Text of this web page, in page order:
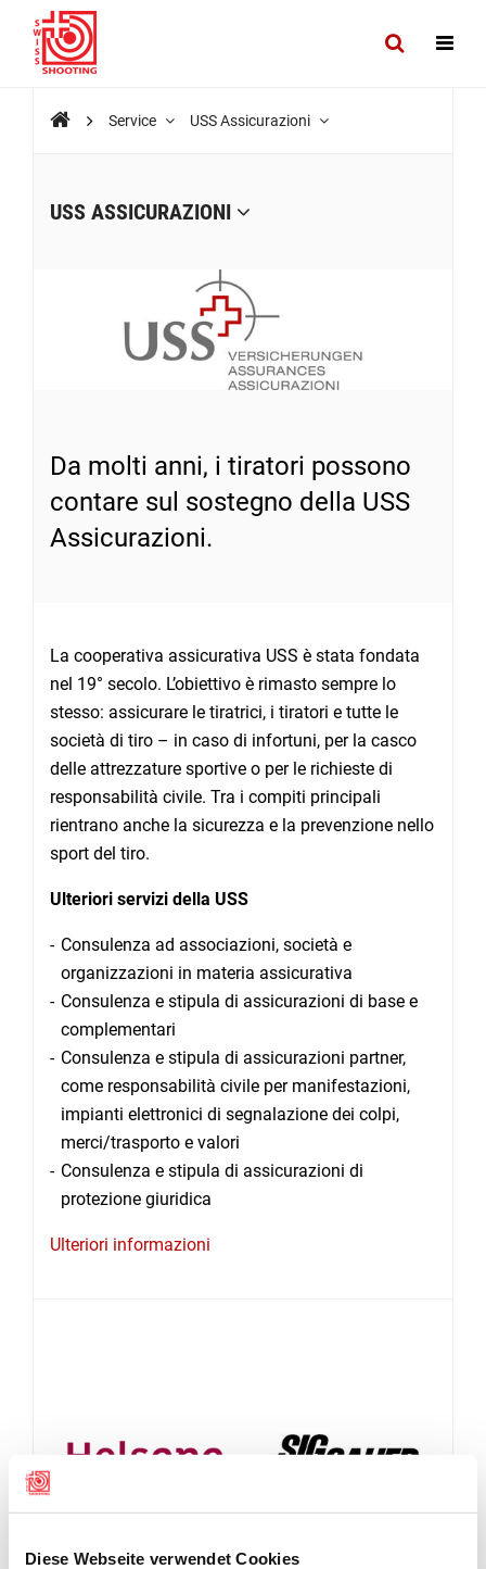
Diese Webseite verwendet Cookies
Service USS Assicurazioni
USS ASSICURAZIONI
Da molti anni, i tiratori possono
contare sul sostegno della USS
Assicurazioni.
La cooperativa assicurativa USS è stata fondata
nel 19° secolo. L’obiettivo è rimasto sempre lo
stesso: assicurare le tiratrici, i tiratori e tutte le
società di tiro – in caso di infortuni, per la casco
delle attrezzature sportive o per le richieste di
responsabilità civile. Tra i compiti principali
rientrano anche la sicurezza e la prevenzione nello
sport del tiro.
Ulteriori servizi della USS
Consulenza ad associazioni, società e
organizzazioni in materia assicurativa
Consulenza e stipula di assicurazioni di base e
complementari
Consulenza e stipula di assicurazioni partner,
come responsabilità civile per manifestazioni,
impianti elettronici di segnalazione dei colpi,
merci/trasporto e valori
Consulenza e stipula di assicurazioni di
protezione giuridica
Ulteriori informazioni